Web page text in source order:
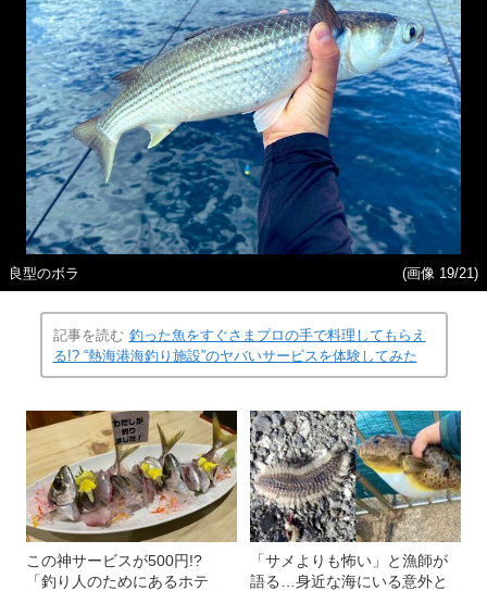
良型のボラ (画像 19/21)
記事を読む 釣った魚をすぐさまプロの手で料理してもらえ
る!? “熱海港海釣り施設”のヤバいサービスを体験してみた
この神サービスが500円!?
「釣り人のためにあるホテ
「サメよりも怖い」と漁師が
語る…身近な海にいる意外と